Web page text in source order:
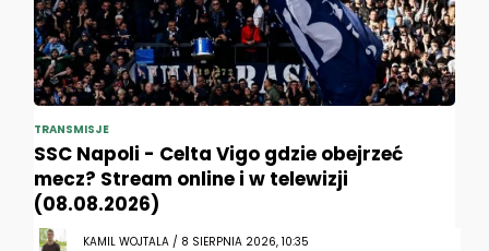
TRANSMISJE
SSC Napoli - Celta Vigo gdzie obejrzeć
mecz? Stream online i w telewizji
(08.08.2026)
KAMIL WOJTALA / 8 SIERPNIA 2026, 10:35